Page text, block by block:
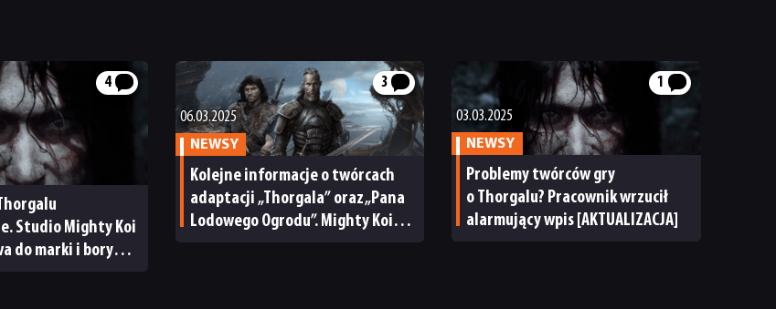
4
Studio Mighty Koi
do marki i boryka
3
06.03.2025
NEWSY
Kolejne informacje o twórcach
adaptacji „Thorgala” oraz „Pana
Lodowego Ogrodu”. Mighty Koi
1
03.03.2025
NEWSY
Problemy twórców gry
o Thorgalu? Pracownik wrzucił
alarmujący wpis [AKTUALIZACJA]